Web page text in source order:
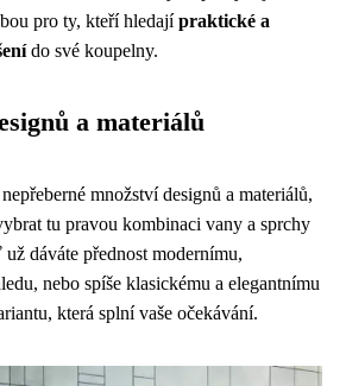
pro ty, kteří hledajípraktické a
do své koupelny.
a materiálů
množství designů a materiálů,
tu pravou kombinaci vany a sprchy
dáváte přednost modernímu,
nebo spíše klasickému a elegantnímu
která splní vaše očekávání.